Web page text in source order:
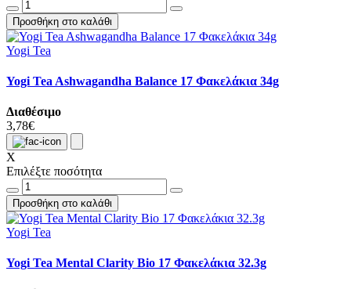
Προσθήκη στο καλάθι
Yogi Tea
Yogi Tea Ashwagandha Balance 17 Φακελάκια 34g
Διαθέσιμο
3,78€
X
Επιλέξτε ποσότητα
Προσθήκη στο καλάθι
Yogi Tea
Yogi Tea Mental Clarity Bio 17 Φακελάκια 32.3g